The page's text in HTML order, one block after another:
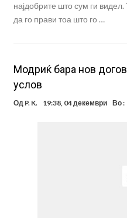
најдобрите што сум ги
да го прави тоа што го …
Модриќ бара нов
услов
Од P. K. 19:38, 04 декември Во :